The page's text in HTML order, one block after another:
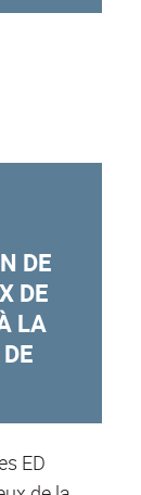
DE
DE
LA
ED